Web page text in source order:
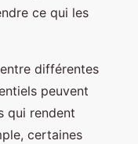
ce qui les
différentes
peuvent
qui rendent
certaines